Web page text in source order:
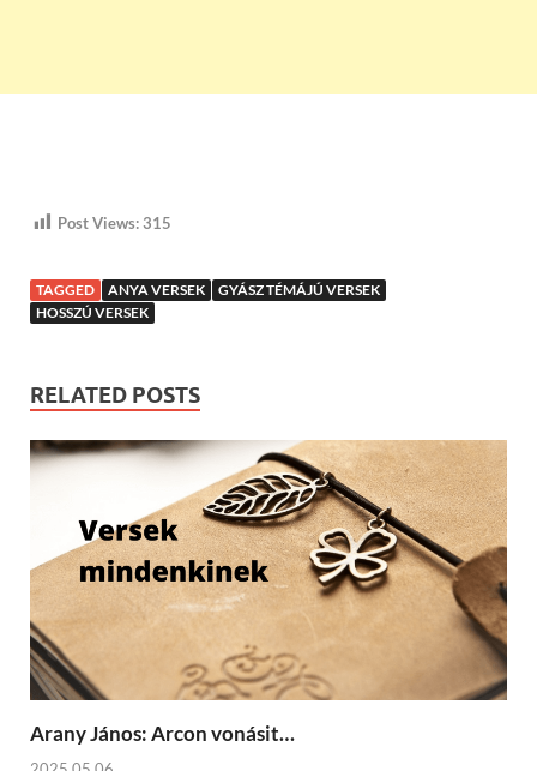
Post Views:315
TAGGED ANYA VERSEK
GYÁSZ TÉMÁJÚ VERSEK
HOSSZÚ VERSEK
RELATED POSTS
Arany János: Arcon vonásit…